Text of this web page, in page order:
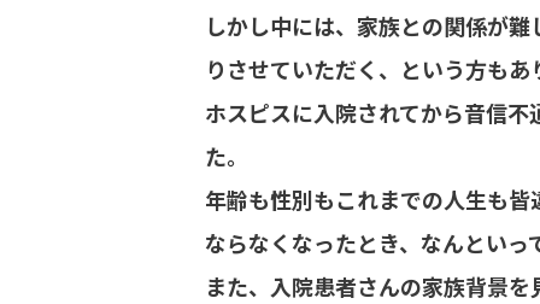
しかし中には、家族との関係が
りさせていただく、という方もあ
ホスピスに入院されてから音信
た。
年齢も性別もこれまでの人生も
ならなくなったとき、なんとい
また、入院患者さんの家族背景